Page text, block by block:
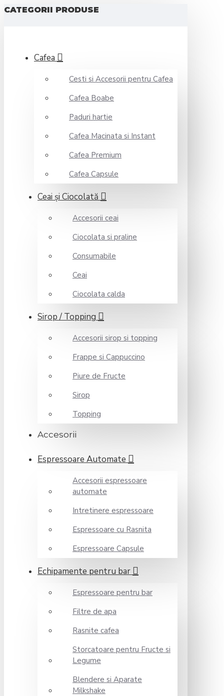
CATEGORII PRODUSE
Cafea
Cesti si Accesorii pentru Cafea
Cafea Boabe
Paduri hartie
Cafea Macinata si Instant
Cafea Premium
Cafea Capsule
Ceai şi Ciocolată
Accesorii ceai
Ciocolata si praline
Consumabile
Ceai
Ciocolata calda
Sirop / Topping
Accesorii sirop si topping
Frappe si Cappuccino
Piure de Fructe
Sirop
Topping
Accesorii
Espressoare Automate
Accesorii espressoare
automate
Intretinere espressoare
Espressoare cu Rasnita
Espressoare Capsule
Echipamente pentru bar
Espressoare pentru bar
Filtre de apa
Rasnite cafea
Storcatoare pentru Fructe si
Legume
Blendere si Aparate
Milkshake